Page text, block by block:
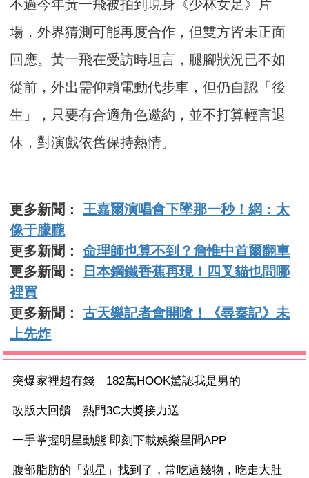
不過今年黃一飛被拍到現身《少林女足》片
場，外界猜測可能再度合作，但雙方皆未正面
回應。黃一飛在受訪時坦言，腿腳狀況已不如
從前，外出需仰賴電動代步車，但仍自認「後
生」，只要有合適角色邀約，並不打算輕言退
休，對演戲依舊保持熱情。
更多新聞：王嘉爾演唱會下墜那一秒！網：太
像于朦朧
更多新聞：命理師也算不到？詹惟中首爾翻車
更多新聞：
日本鋼鐵香蕉再現！四叉貓也問哪
裡買
更多新聞：古天樂記者會開嗆！《尋秦記》未
上先炸
突爆家裡超有錢 182萬HOOK驚認我是男的
改版大回饋 熱門3C大獎接力送
一手掌握明星動態 即刻下載娛樂星聞APP
腹部脂肪的「剋星」找到了，常吃這幾物，吃走大肚